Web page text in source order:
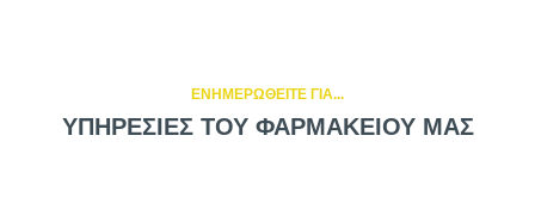
ΕΝΗΜΕΡΩΘΕΙΤΕ ΓΙΑ...
ΥΠΗΡΕΣΙΕΣ ΤΟΥ ΦΑΡΜΑΚΕΙΟΥ ΜΑΣ